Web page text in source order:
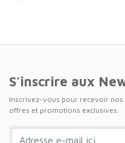
S'inscrire aux
Inscrivez-vous pour recevoir
offres et promotions exclusives.